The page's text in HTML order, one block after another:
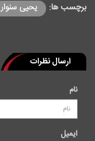
برچسب ها: یحیی سنوار
ارسال نظرات
نام
ایمیل